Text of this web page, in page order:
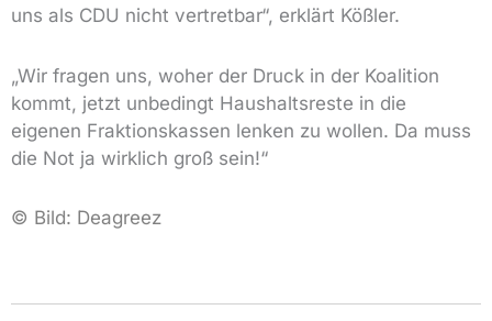
uns als CDU nicht vertretbar“, erklärt Kößler.
„Wir fragen uns, woher der Druck in der Koalition
kommt, jetzt unbedingt Haushaltsreste in die
eigenen Fraktionskassen lenken zu wollen. Da muss
die Not ja wirklich groß sein!“
© Bild: Deagreez